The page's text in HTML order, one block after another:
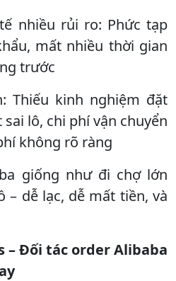
nhiều rủi ro: Phức tạp
mất nhiều thời gian
trước
Thiếu kinh nghiệm đặt
lô, chi phí vận chuyển
không rõ ràng
giống như đi chợ lớn
– dễ lạc, dễ mất tiền, và
– Đối tác order Alibaba